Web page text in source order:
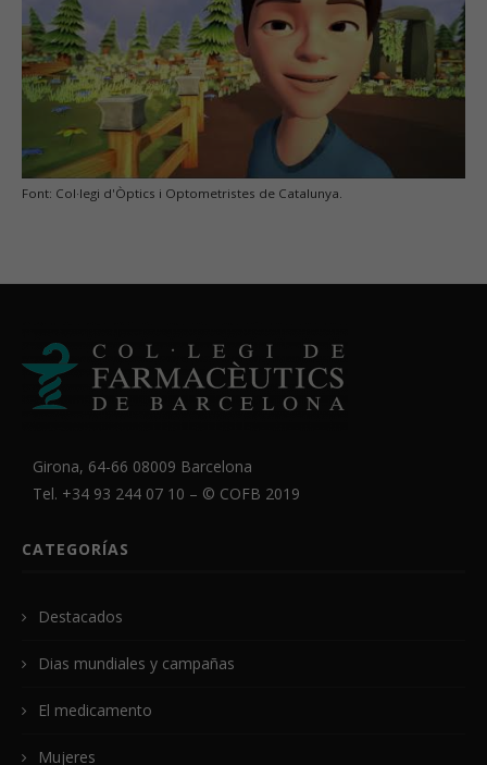
Font: Col·legi d'Òptics i Optometristes de Catalunya.
Girona, 64-66 08009 Barcelona
Tel. +34 93 244 07 10 – © COFB 2019
CATEGORÍAS
Destacados
Dias mundiales y campañas
El medicamento
Mujeres